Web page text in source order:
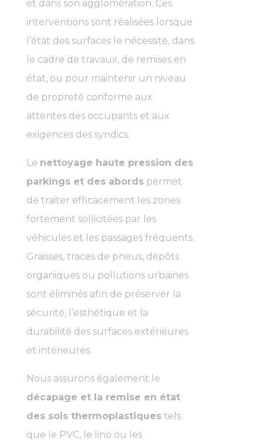
et dans son agglomération. Ces
interventions sont réalisées lorsque
l’état des surfaces le nécessite, dans
le cadre de travaux, de remises en
état, ou pour maintenir un niveau
de propreté conforme aux
attentes des occupants et aux
exigences des syndics.
Le nettoyage haute pression des
parkings et des abordspermet
de traiter efficacement les zones
fortement sollicitées par les
véhicules et les passages fréquents.
Graisses, traces de pneus, dépôts
organiques ou pollutions urbaines
sont éliminés afin de préserver la
sécurité, l’esthétique et la
durabilité des surfaces extérieures
et intérieures.
Nous assurons également le
décapage et la remise en état
des sols thermoplastiquestels
que le PVC, le lino ou les